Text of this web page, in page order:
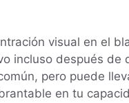
visual en el
incluso después
pero puede
en tu